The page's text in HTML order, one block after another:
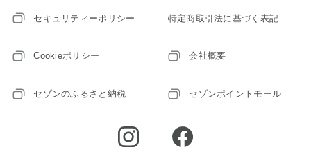
セキュリティーポリシー 特定商取引法に基づく表記
Cookieポリシー 会社概要
セゾンのふるさと納税 セゾンポイントモール